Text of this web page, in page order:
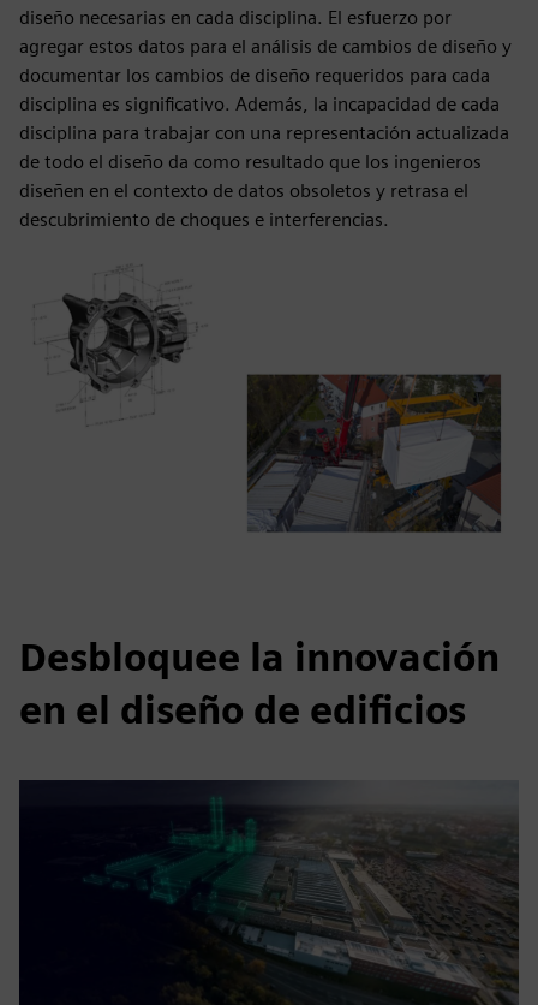
diseño necesarias en cada disciplina. El esfuerzo por
agregar estos datos para el análisis de cambios de diseño y
documentar los cambios de diseño requeridos para cada
disciplina es significativo. Además, la incapacidad de cada
disciplina para trabajar con una representación actualizada
de todo el diseño da como resultado que los ingenieros
diseñen en el contexto de datos obsoletos y retrasa el
descubrimiento de choques e interferencias.
Desbloquee la innovación
en el diseño de edificios